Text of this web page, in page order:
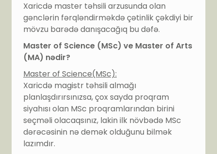
Xaricdə master təhsili arzusunda olan
gənclərin fərqləndirməkdə çətinlik çəkdiyi bir
mövzu barədə danışacağıq bu dəfə.
Master of Science (MSc) ve Master of Arts
(MA) nədir?
Master of Science(MSc):
Xaricdə magistr təhsili almağı
planlaşdırırsınızsa, çox sayda proqram
siyahısı olan MSc proqramlarından birini
seçməli olacaqsınız, lakin ilk növbədə MSc
dərəcəsinin nə demək olduğunu bilmək
lazımdır.